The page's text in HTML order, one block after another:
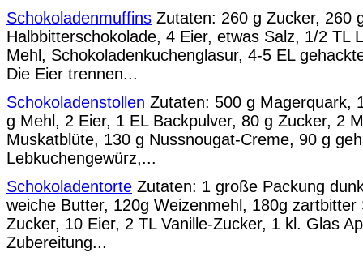
Schokoladenmuffins Zutaten: 260 g Zucker, 260
Halbbitterschokolade, 4 Eier, etwas Salz, 1/2 TL
Mehl, Schokoladenkuchenglasur, 4-5 EL
Die Eier trennen...
Schokoladenstollen Zutaten: 500 g Magerquark,
g Mehl, 2 Eier, 1 EL Backpulver, 80 g Zucker, 2
Muskatblüte, 130 g Nussnougat-Creme, 90 g
Lebkuchengewürz,...
Schokoladentorte Zutaten: 1 große Packung
weiche Butter, 120g Weizenmehl, 180g zartbitter
Zucker, 10 Eier, 2 TL Vanille-Zucker, 1 kl. Glas
Zubereitung...